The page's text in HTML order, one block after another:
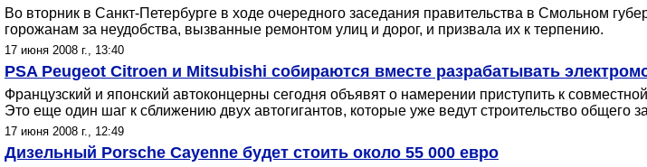
Во вторник в Санкт-Петербурге в ходе очередного заседания правительства в Смольном
горожанам за неудобства, вызванные ремонтом улиц и дорог, и призвала их к терпению.
17 июня 2008 г., 13:40
PSA Peugeot Citroen и Mitsubishi собираются вместе разрабатывать
Французский и японский автоконцерны сегодня объявят о намерении приступить к
Это еще один шаг к сближению двух автогигантов, которые уже ведут строительство общего
17 июня 2008 г., 12:49
Дизельный Porsche Cayenne будет стоить около 55 000 евро